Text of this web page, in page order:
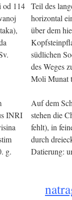
od 114 Teil des
horizontal
über dem
südlichen
des Weges
Moli Munat
INRI
g.
Auf dem
stehen die
fehlt), in
durch
Datierung: